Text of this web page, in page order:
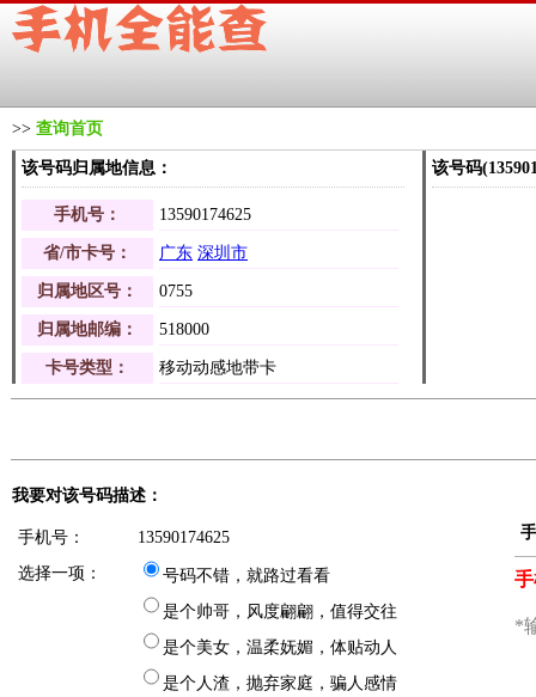
>> 查询首页
该号码归属地信息：
手机号： 13590174625
省/市卡号： 广东 深圳市
归属地区号： 0755
归属地邮编： 518000
卡号类型： 移动动感地带卡
该号码
我要对该号码描述：
手机号：
13590174625
选择一项：
号码不错，就路过看看
是个帅哥，风度翩翩，值得交往
是个美女，温柔妩媚，体贴动人
是个人渣，抛弃家庭，骗人感情